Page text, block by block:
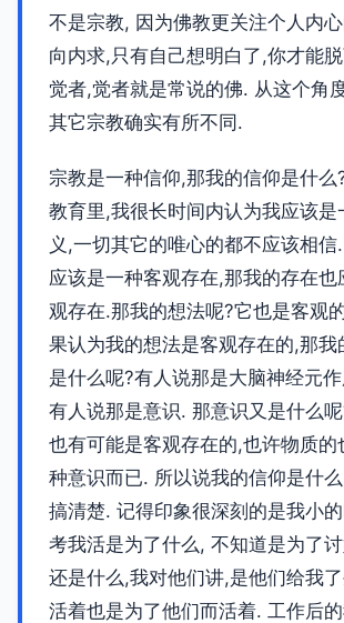
不是宗教, 因为佛教更关注个人内
向内求,只有自己想明白了,你才能
觉者,觉者就是常说的佛. 从这个角
其它宗教确实有所不同.
宗教是一种信仰,那我的信仰是什么
教育里,我很长时间内认为我应该是
义,一切其它的唯心的都不应该相信
应该是一种客观存在,那我的存在也
观存在.那我的想法呢?它也是客观
果认为我的想法是客观存在的,那我
是什么呢?有人说那是大脑神经元
有人说那是意识. 那意识又是什么
也有可能是客观存在的,也许物质的
种意识而已. 所以说我的信仰是什
搞清楚. 记得印象很深刻的是我小
考我活是为了什么, 不知道是为了
还是什么,我对他们讲,是他们给我
活着也是为了他们而活着. 工作后